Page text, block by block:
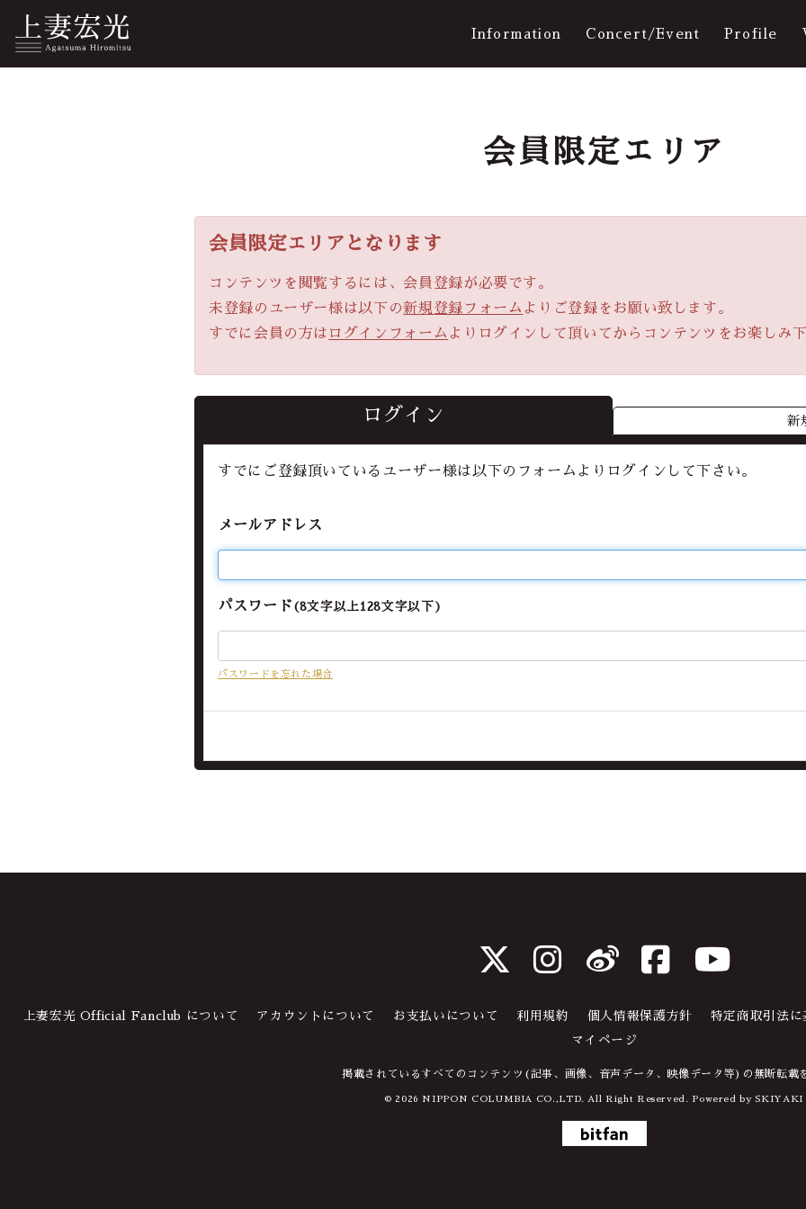
Information Concert/Event Profile
会員登録 ログイン
Official Fanclubについて
会員限定エリア
会員限定エリアとなります
コンテンツを閲覧するには、会員登録が必要です。
未登録のユーザー様は以下の新規登録フォーム よりご登録をお願い致します。
すでに会員の方は ログインフォーム よりログインして頂いてからコンテンツをお楽しみ
ログイン 新
すでにご登録頂いているユーザー様は以下のフォームよりログインして下さい。
メールアドレス
パスワード (8文字以上128文字以下)
パスワードを忘れた場合
上妻宏光 Official Fanclub について アカウントについて お支払いについて 利用規約 個人情報保護方針 特定商取引法に
マイページ
掲載されているすべてのコンテンツ(記事、画像、音声データ、映像データ等)の無断転載
© 2026 NIPPON COLUMBIA CO.,LTD. All Right Reserved. Powered bySKIYAKI